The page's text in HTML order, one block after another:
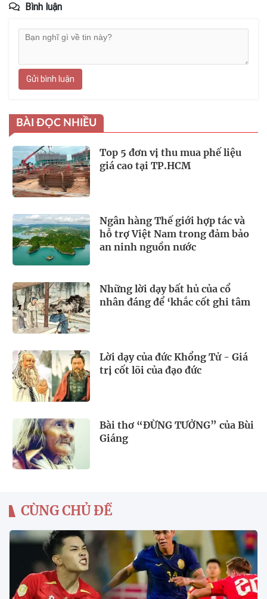
Bình luận
Gửi bình luận
BÀI ĐỌC NHIỀU
Top 5 đơn vị thu mua phế liệu
giá cao tại TP.HCM
Ngân hàng Thế giới hợp tác và
hỗ trợ Việt Nam trong đảm bảo
an ninh nguồn nước
Những lời dạy bất hủ của cổ
nhân đáng để ‘khắc cốt ghi tâm
Lời dạy của đức Khổng Tử - Giá
trị cốt lõi của đạo đức
Bài thơ “ĐỪNG TƯỞNG” của Bùi
Giáng
CÙNG CHỦ ĐỀ